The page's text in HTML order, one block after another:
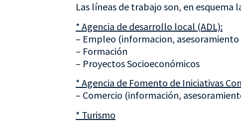
Las líneas de trabajo son, en esquema
* Agencia de desarrollo local (ADL):
– Empleo (informacion,
– Formación
– Proyectos Socioeconómicos
* Agencia de Fomento de Iniciativas
– Comercio (información,
* Turismo